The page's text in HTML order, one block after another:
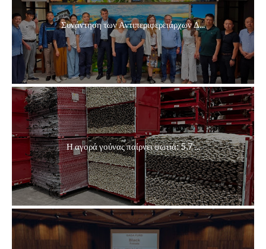
Συνάντηση των Αντιπεριφερειάρχων Δ...
Η αγορά γούνας παίρνει φωτιά: 5,7 ...